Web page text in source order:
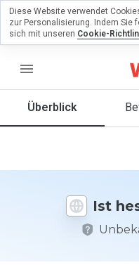
menu
Überblick
Ist
eine
würden
Diese Website verwendet
zur Personalisierung. Indem Sie
sich mit unseren Cookie-